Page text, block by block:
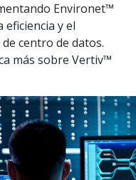
Environet™
y el
centro de datos.
más sobre Vertiv™